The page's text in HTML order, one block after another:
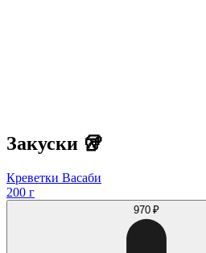
Закуски 🥡
Креветки Васаби
200 г
970 ₽